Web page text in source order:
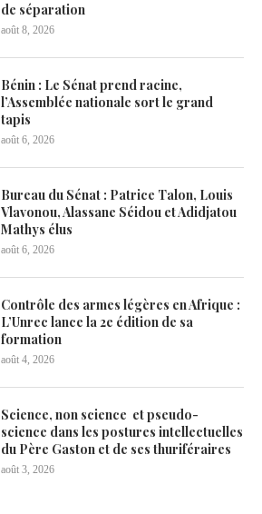
de séparation
août 8, 2026
Bénin : Le Sénat prend racine,
l’Assemblée nationale sort le grand
tapis
août 6, 2026
Bureau du Sénat : Patrice Talon, Louis
Vlavonou, Alassane Séidou et Adidjatou
Mathys élus
août 6, 2026
Contrôle des armes légères en Afrique :
L’Unrec lance la 2e édition de sa
formation
août 4, 2026
Science, non science et pseudo-
science dans les postures intellectuelles
du Père Gaston et de ses thuriféraires
août 3, 2026